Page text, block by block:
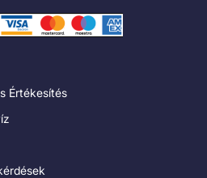
Értékesítés